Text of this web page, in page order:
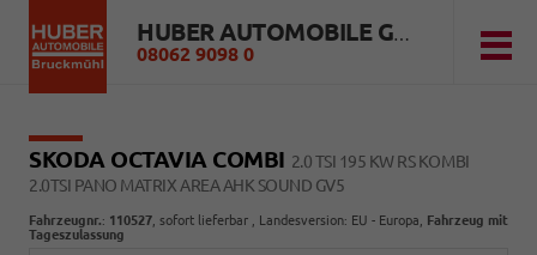
HUBER AUTOMOBILE GMBH
08062 9098 0
SKODA OCTAVIA COMBI 2.0 TSI 195 KW RS KOMBI
2.0TSI PANO MATRIX AREA AHK SOUND GV5
Fahrzeugnr.: 110527 sofort lieferbar , Landesversion: EU - Europa, Fahrzeug mit
Tageszulassung